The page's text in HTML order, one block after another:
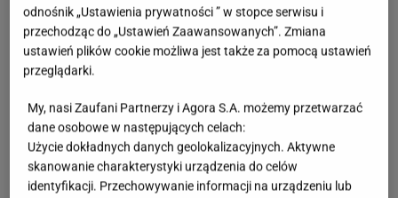
odnośnik „Ustawienia prywatności ” w stopce serwisu i
przechodząc do „Ustawień Zaawansowanych”. Zmiana
ustawień plików cookie możliwa jest także za pomocą ustawień
przeglądarki.
My, nasi Zaufani Partnerzy i Agora S.A. możemy przetwarzać
dane osobowe w następujących celach:
Użycie dokładnych danych geolokalizacyjnych. Aktywne
skanowanie charakterystyki urządzenia do celów
identyfikacji. Przechowywanie informacji na urządzeniu lub